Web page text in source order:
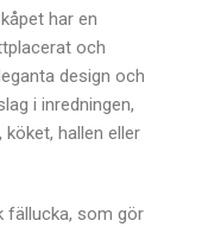
har en
och
design och
i inredningen,
hallen eller
fällucka, som gör